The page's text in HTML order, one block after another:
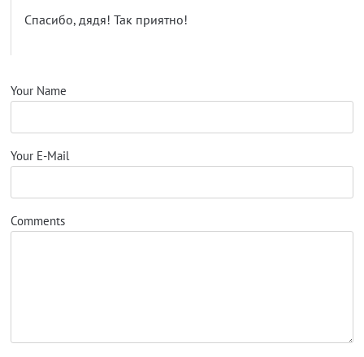
Спасибо, дядя! Так приятно!
Your Name
Your E-Mail
Comments